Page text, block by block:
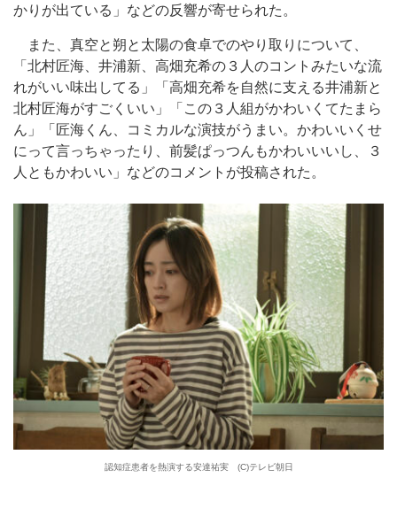
かりが出ている」などの反響が寄せられた。
また、真空と朔と太陽の食卓でのやり取りについて、
「北村匠海、井浦新、高畑充希の３人のコントみたいな流
れがいい味出してる」「高畑充希を自然に支える井浦新と
北村匠海がすごくいい」「この３人組がかわいくてたまら
ん」「匠海くん、コミカルな演技がうまい。かわいいくせ
にって言っちゃったり、前髪ぱっつんもかわいいいし、３
人ともかわいい」などのコメントが投稿された。
認知症患者を熱演する安達祐実 (C)テレビ朝日